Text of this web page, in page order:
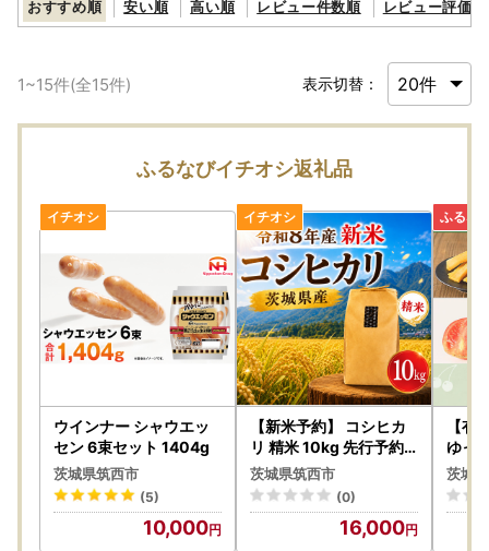
万全を期して返礼品をお届けしていますが、万が一、不備等
があった場合は返礼品受け取り時に、写真（画像）を添付の
日数が経ったものに関しましては対応いたしかねますので、
また、不備等があった返礼品は食べたり、飲んだり、捨てた
りせず、対応が決まるまで保管をお願いします。
保管されてない場合、代替品での対応等が難しい場合がござ
います。
到着日指定は承ることができません。備考欄に記載しても対
応できかねますのでご了承ください。
もし長期ご不在の場合がございましたら、備考欄、または下
記窓口までご連絡いただきますようお願いします。
筑西市ふるさと納税担当窓口
TEL：050-1732-3078
メール：chikusei@furusato-supports.com
●お寄せいただいた個人情報は、筑西市が寄附金の受付及び
入金に係る確認・連絡等に利用するものであり、それ以外の
おすすめ順 安い順 高い順 レビュー件数順 レビュー評価順
1~15件(全15件) 表示切替：
ふるなびイチオシ返礼品
ウインナー シャウエッ
セン 6束セット 1404g
茨城県筑西市
(5)
10,000
【新米予約】 コシヒカ
リ 精米 10kg 先行予約
令和8年 新米 米
茨城県筑西市
(0)
16,000
【有
ゆっ
】茨
ポイ
茨城